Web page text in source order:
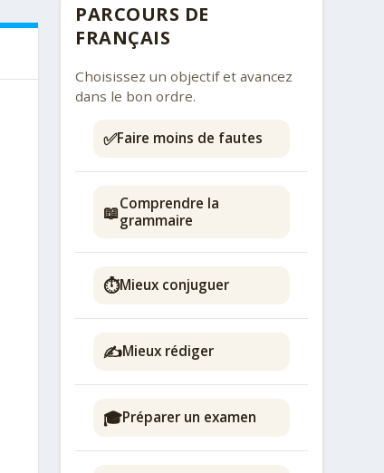
PARCOURS DE
FRANÇAIS
Choisissez un objectif et avancez
dans le bon ordre.
✅Faire moins de fautes
📖Comprendre la
grammaire
⏱️Mieux conjuguer
✍️Mieux rédiger
🎓Préparer un examen